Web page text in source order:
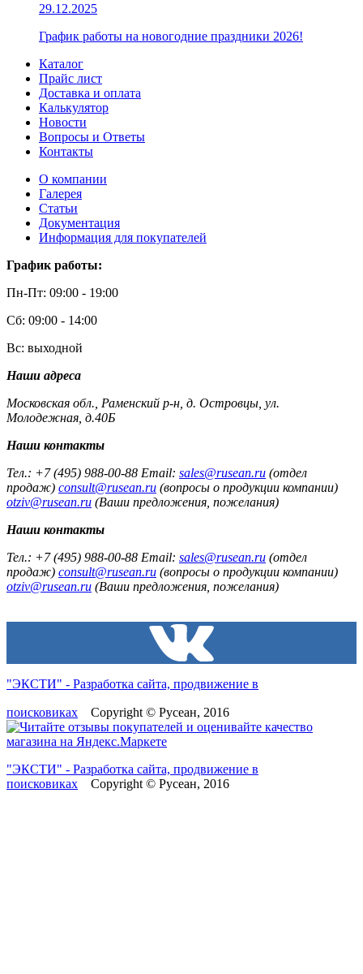
29.12.2025
График работы на новогодние праздники 2026!
Каталог
Прайс лист
Доставка и оплата
Калькулятор
Новости
Вопросы и Ответы
Контакты
О компании
Галерея
Статьи
Документация
Информация для покупателей
График работы:
Пн-Пт: 09:00 - 19:00
Сб: 09:00 - 14:00
Вс: выходной
Наши адреса
Московская обл., Раменский р-н, д. Островцы, ул.
Молодежная, д.40Б
Наши контакты
Тел.: +7 (495) 988-00-88 Email: sales@rusean.ru (отдел
продаж) consult@rusean.ru (вопросы о продукции компании)
otziv@rusean.ru (Ваши предложения, пожелания)
Наши контакты
Тел.: +7 (495) 988-00-88 Email: sales@rusean.ru (отдел
продаж) consult@rusean.ru (вопросы о продукции компании)
otziv@rusean.ru (Ваши предложения, пожелания)
"ЭКСТИ" - Разработка сайта, продвижение в
поисковиках Copyright © Русеан, 2016
"ЭКСТИ" - Разработка сайта, продвижение в
поисковиках Copyright © Русеан, 2016